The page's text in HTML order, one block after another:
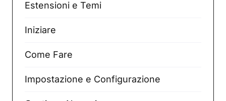
Estensioni e Temi
Iniziare
Come Fare
Impostazione e Configurazione